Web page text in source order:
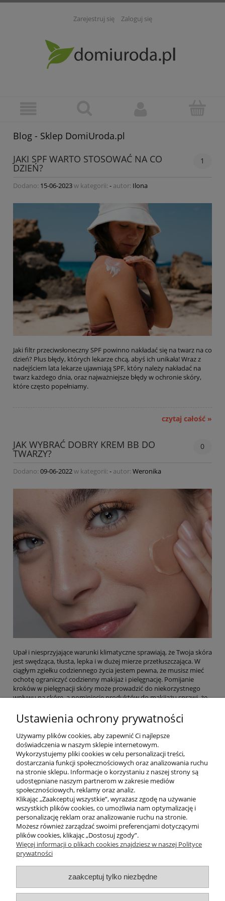
Zarejestruj się Zaloguj się
Blog - Sklep DomiUroda.pl
JAKI SPF WARTO STOSOWAĆ NA CO
DZIEŃ?
1
Dodano: 15-06-2023w kategorii: - autor: Ilona
Jaki filtr przeciwsłoneczny SPF powinno nakładać się na twarz na co
dzień? Plus błędy, których lekarze chcą, abyś ich unikała! Wraz z
nadejściem lata lekarze ujawniają SPF, który należy nakładać na
twarz każdego dnia, oraz najważniejsze błędy w ochronie skóry,
które często popełniamy.
czytaj całość »
JAK WYBRAĆ DOBRY KREM BB DO
TWARZY?
0
Dodano: 09-06-2022w kategorii: - autor: Weronika
Upał i niesprzyjające warunki klimatyczne sprawiają, że Twoja skóra
jest swędząca, tłusta, lepka i w dużej mierze przetłuszczająca. W
ciągłym zgiełku codziennego życia jestem pewna, że musisz mieć
ochotę ograniczyć codzienny makijaż i pielęgnację. Pomijanie
kroków w pielęgnacji skóry może prowadzić do niekorzystnego
wpływu na skórę, a pominięcie produktów do makijażu sprawi, że
wilgotność to trzy elementy, które utrudniają utrzymanie
makijażu. Wielokrotne nakładanie kremów i gęste podkłady
uduszą Twoją skórę podczas lata. Jeśli chcesz uzyskać pełny glam
look, musisz zerwać z ciężkimi podkładami pod makijaż i postawić
na kremy koloryzujące, czyli krem BB!
czytaj całość »
POMOC
INFORMACJE
ZAKUPY
MOJE KONTO
Ustawienia ochrony prywatności
Używamy plików cookies, aby zapewnić Ci najlepsze
doświadczenia w naszym sklepie internetowym.
Wykorzystujemy pliki cookies w celu personalizacji treści,
dostarczania funkcji społecznościowych oraz analizowania ruchu
na stronie sklepu. Informacje o korzystaniu z naszej strony są
udostępniane naszym partnerom w zakresie mediów
społecznościowych, reklamy oraz analiz.
Klikając „Zaakceptuj wszystkie”, wyrażasz zgodę na używanie
wszystkich plików cookies, co umożliwia nam optymalizację i
personalizację reklam oraz analizowanie ruchu na stronie.
Możesz również zarządzać swoimi preferencjami dotyczącymi
plików cookies, klikając „Dostosuj zgody”.
Więcej informacji o plikach cookies znajdziesz w naszej Polityce
prywatności
zaakceptuj tylko niezbędne